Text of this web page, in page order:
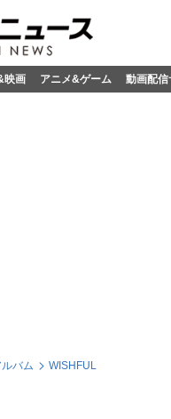
映画 アニメ&ゲーム 動画配信
ルバム WISHFUL